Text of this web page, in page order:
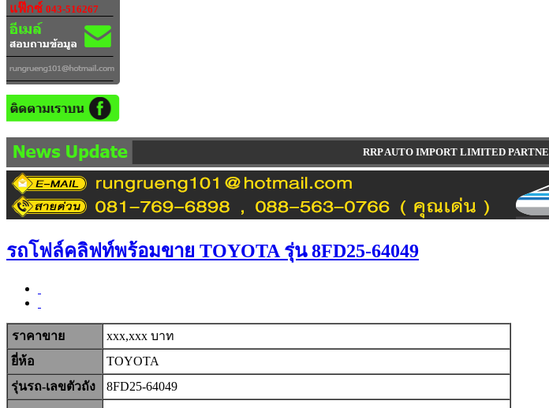
แฟ๊กซ์ 043-516267
RRP AUTO IMPORT LIMITED
รถโฟล์คลิฟท์พร้อมขาย TOYOTA รุ่น 8FD25-64049
ราคาขาย
xxx,xxx บาท
ยี่ห้อ
TOYOTA
รุ่นรถ-เลขตัวถัง
8FD25-64049